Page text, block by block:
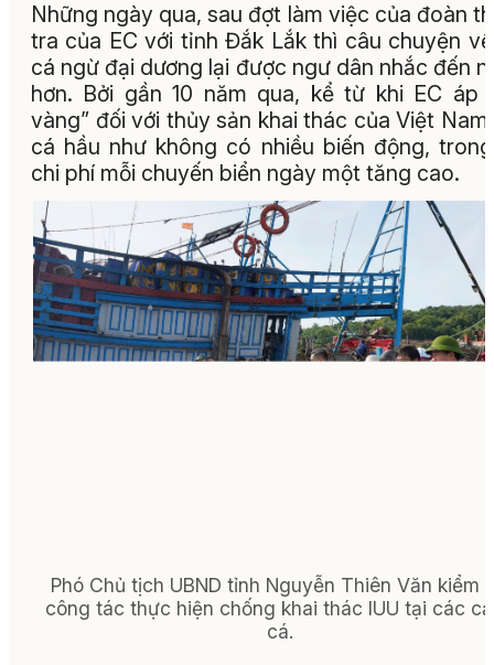
Những ngày qua, sau đợt làm việc của đoàn
tra của EC với tỉnh Đắk Lắk thì câu chuyện
cá ngừ đại dương lại được ngư dân nhắc đến
hơn. Bởi gần 10 năm qua, kể từ khi EC áp
vàng” đối với thủy sản khai thác của Việt
cá hầu như không có nhiều biến động,
chi phí mỗi chuyến biển ngày một tăng cao.
Phó Chủ tịch UBND tỉnh Nguyễn Thiên Văn kiểm
công tác thực hiện chống khai thác IUU tại các
cá.